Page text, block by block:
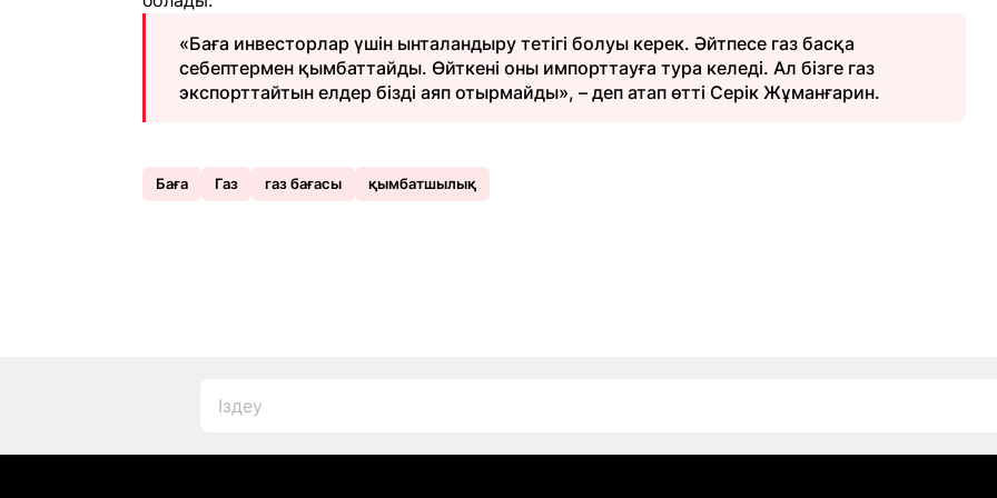
«Баға инвесторлар үшін ынталандыру тетігі болуы керек. Әйтпесе газ басқа
себептермен қымбаттайды. Өйткені оны импорттауға тура келеді. Ал бізге газ
экспорттайтын елдер бізді аяп отырмайды», – деп атап өтті Серік Жұманғарин.
Баға Газ газ бағасы қымбатшылық